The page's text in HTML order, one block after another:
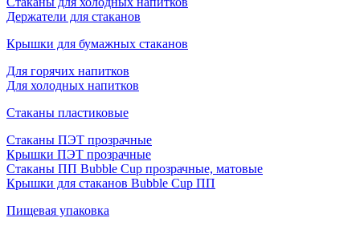
Держатели для стаканов
Крышки для бумажных стаканов
Для горячих напитков
Для холодных напитков
Стаканы пластиковые
Стаканы ПЭТ прозрачные
Крышки ПЭТ прозрачные
Стаканы ПП Bubble Cup прозрачные, матовые
Крышки для стаканов Bubble Cup ПП
Пищевая упаковка